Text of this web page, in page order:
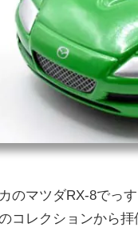
のマツダRX-8でっす
コレクションから拝